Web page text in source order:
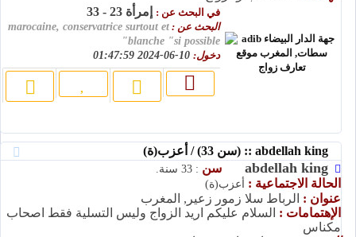
في البحث عن : إمرأة 23 - 33
البحث عن : marocaine, conservatrice surtout et
blanche "si possible"
دخول:
abdellah king سن : 33 سنة.
الحالة الاجتماعية : أعزب(ة)
عنوان : الرباط سلا زمور زعير, المغرب
الإهتمامات : السلام عليكم اريد الزواج وليس التسلية فقط اصحاب
مكناس